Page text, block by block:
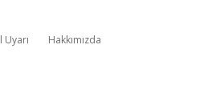
Uyarı Hakkımızda